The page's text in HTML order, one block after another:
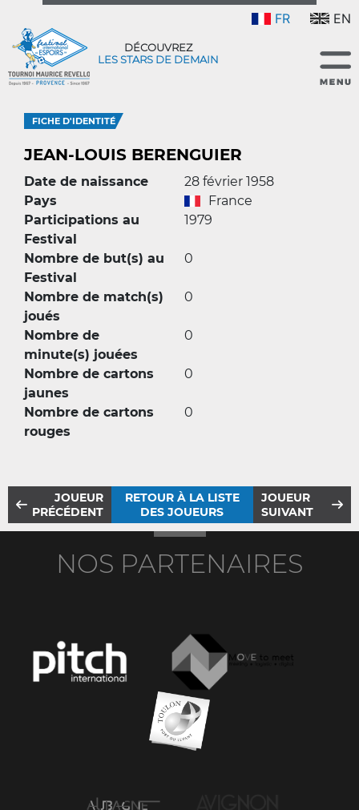
FR EN
DÉCOUVREZ
LES STARS DE DEMAIN
FICHE D'IDENTITÉ
JEAN-LOUIS BERENGUIER
Date de naissance
28 février 1958
Pays
France
Participations au
Festival
1979
Nombre de but(s) au
Festival
0
Nombre de match(s)
joués
0
Nombre de
minute(s) jouées
0
Nombre de cartons
jaunes
0
Nombre de cartons
rouges
0
JOUEUR
PRÉCÉDENT
RETOUR À LA LISTE
DES JOUEURS
JOUEUR
SUIVANT
NOS PARTENAIRES